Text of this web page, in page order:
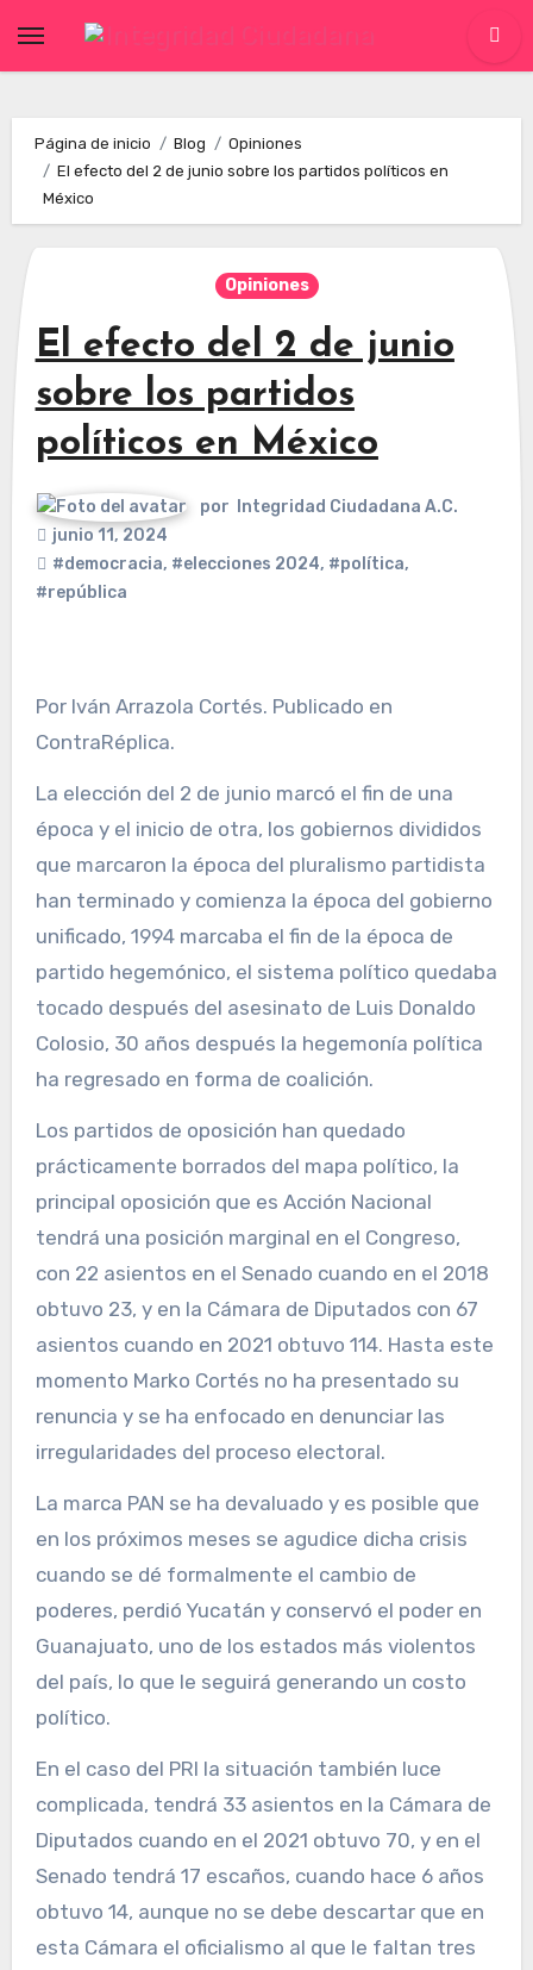
Página de inicio Blog
Opiniones
El efecto del 2 de junio sobre los partidos políticos en
México
Opiniones
El efecto del 2 de junio
sobre los partidos
políticos en México
por
Integridad Ciudadana A.C.
junio 11, 2024
#democracia, #elecciones 2024, #política,
#república
Por Iván Arrazola Cortés. Publicado en
ContraRéplica.
La elección del 2 de junio marcó el fin de una
época y el inicio de otra, los gobiernos divididos
que marcaron la época del pluralismo partidista
han terminado y comienza la época del gobierno
unificado, 1994 marcaba el fin de la época de
partido hegemónico, el sistema político quedaba
tocado después del asesinato de Luis Donaldo
Colosio, 30 años después la hegemonía política
ha regresado en forma de coalición.
Los partidos de oposición han quedado
prácticamente borrados del mapa político, la
principal oposición que es Acción Nacional
tendrá una posición marginal en el Congreso,
con 22 asientos en el Senado cuando en el 2018
obtuvo 23, y en la Cámara de Diputados con 67
asientos cuando en 2021 obtuvo 114. Hasta este
momento Marko Cortés no ha presentado su
renuncia y se ha enfocado en denunciar las
irregularidades del proceso electoral.
La marca PAN se ha devaluado y es posible que
en los próximos meses se agudice dicha crisis
cuando se dé formalmente el cambio de
poderes, perdió Yucatán y conservó el poder en
Guanajuato, uno de los estados más violentos
del país, lo que le seguirá generando un costo
político.
En el caso del PRI la situación también luce
complicada, tendrá 33 asientos en la Cámara de
Diputados cuando en el 2021 obtuvo 70, y en el
Senado tendrá 17 escaños, cuando hace 6 años
obtuvo 14, aunque no se debe descartar que en
esta Cámara el oficialismo al que le faltan tres